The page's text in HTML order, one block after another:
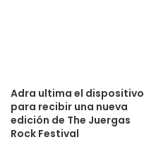
Adra ultima el dispositivo
para recibir una nueva
edición de The Juergas
Rock Festival